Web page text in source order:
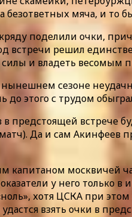
безответных мяча, и
поделили очки,
встречи решил
силы и владеть весомым
сезоне
до этого с трудом
предстоящей встрече
Да и сам Акинфеев
капитаном москвичей
у него только
хотя ЦСКА при
взять очки в